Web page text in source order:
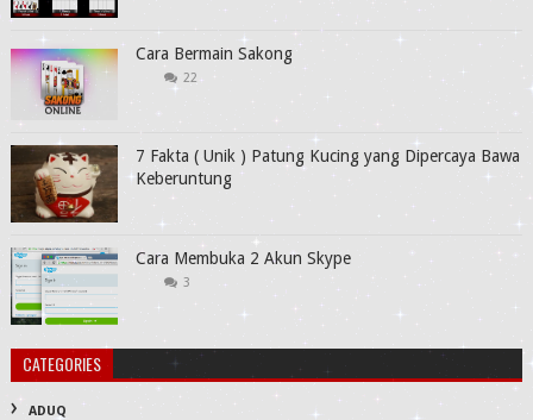
Cara Bermain Sakong
22
7 Fakta ( Unik ) Patung Kucing yang Dipercaya Bawa
Keberuntung
Cara Membuka 2 Akun Skype
3
CATEGORIES
ADUQ